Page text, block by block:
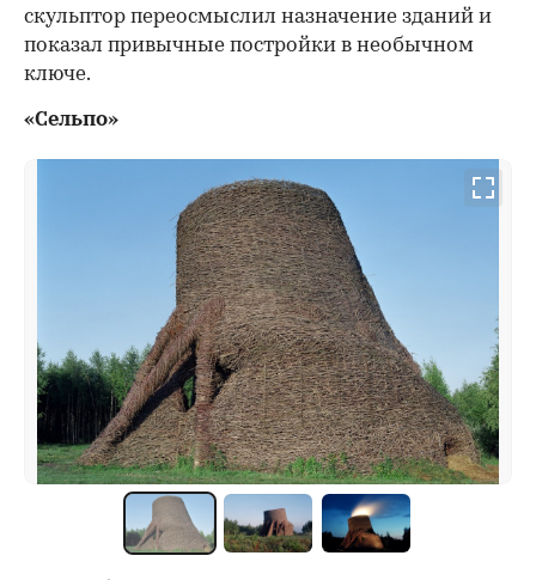
скульптор переосмыслил назначение зданий и
показал привычные постройки в необычном
ключе.
«Сельпо»